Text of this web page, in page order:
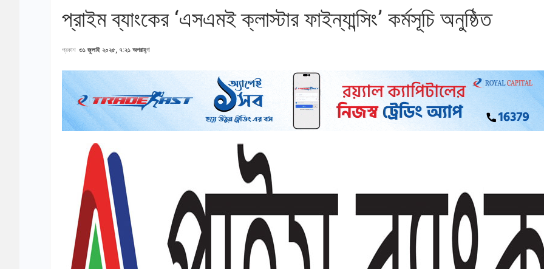
প্রাইম ব্যাংকের ‘এসএমই ক্লাস্টার ফাইন্যান্সিং’ কর্মসূচি অনুষ্ঠিত
প্রকাশ ৩১ জুলাই ২০২৫, ৭:২১ অপরাহ্ণ